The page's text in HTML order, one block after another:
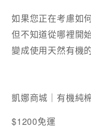
如果您正在考慮如
但不知道從哪裡開
變成使用天然有機
凱娜商城｜有機純
$1200免運